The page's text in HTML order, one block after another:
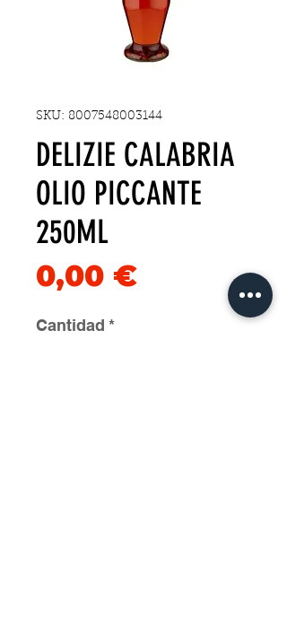
SKU: 8007548003144
DELIZIE CALABRIA
OLIO PICCANTE
250ML
0,00 €Precio
Cantidad *